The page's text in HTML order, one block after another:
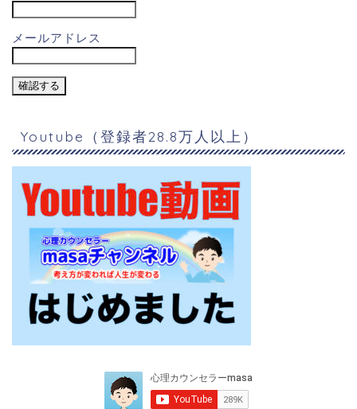
メールアドレス
Youtube（登録者28.8万人以上）